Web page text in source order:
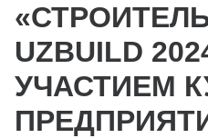
UZBUILD
УЧАСТИЕМ